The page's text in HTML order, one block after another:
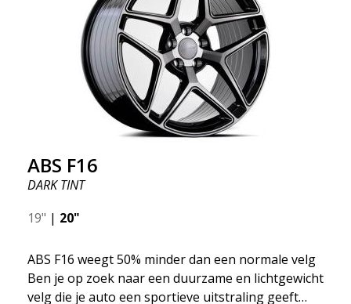
ABS F16
DARK TINT
19" | 20"
ABS F16 weegt 50% minder dan een normale velg
Ben je op zoek naar een duurzame en lichtgewicht
velg die je auto een sportieve uitstraling geeft